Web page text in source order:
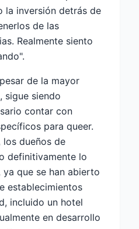
la inversión detrás de
de las
Realmente siento
de la mayor
sigue siendo
contar con
para queer.
los dueños de
definitivamente lo
que se han abierto
establecimientos
incluido un hotel
en desarrollo